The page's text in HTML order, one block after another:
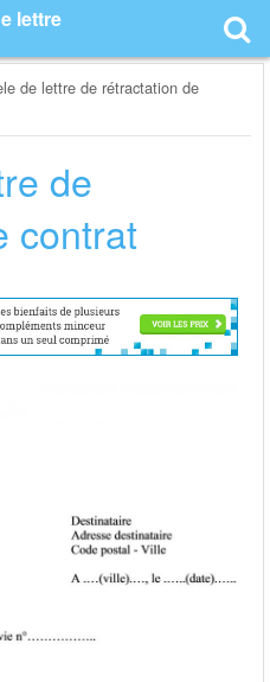
lettre
de lettre de rétractation de
de
contrat